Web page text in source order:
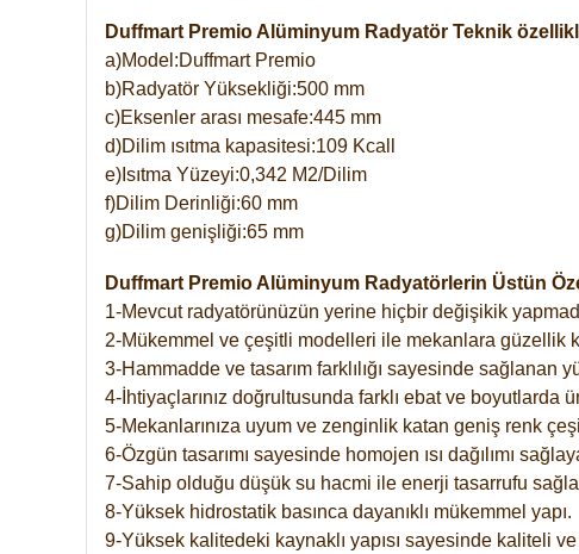
Duffmart Premio Alüminyum Radyatör Teknik
a)Model:Duffmart Premio
b)Radyatör Yüksekliği:500 mm
c)Eksenler arası mesafe:445 mm
d)Dilim ısıtma kapasitesi:109 Kcall
e)Isıtma Yüzeyi:0,342 M2/Dilim
f)Dilim Derinliği:60 mm
g)Dilim genişliği:65 mm
Duffmart Premio Alüminyum Radyatörlerin Üstün
1-Mevcut radyatörünüzün yerine hiçbir değişikik
2-Mükemmel ve çeşitli modelleri ile mekanlara güzellik
3-Hammadde ve tasarım farklılığı sayesinde sağlanan
4-İhtiyaçlarınız doğrultusunda farklı ebat ve boyutlarda
5-Mekanlarınıza uyum ve zenginlik katan geniş renk
6-Özgün tasarımı sayesinde homojen ısı dağılımı
7-Sahip olduğu düşük su hacmi ile enerji tasarrufu
8-Yüksek hidrostatik basınca dayanıklı mükemmel yapı.
9-Yüksek kalitedeki kaynaklı yapısı sayesinde kaliteli